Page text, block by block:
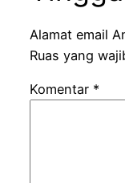
Alamat email
Ruas yang
Komentar *